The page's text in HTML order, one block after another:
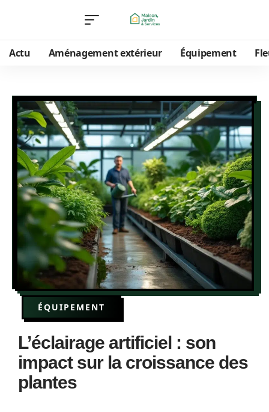
Actu Aménagement extérieur Équipement
ÉQUIPEMENT
L’éclairage artificiel : son
impact sur la croissance des
plantes